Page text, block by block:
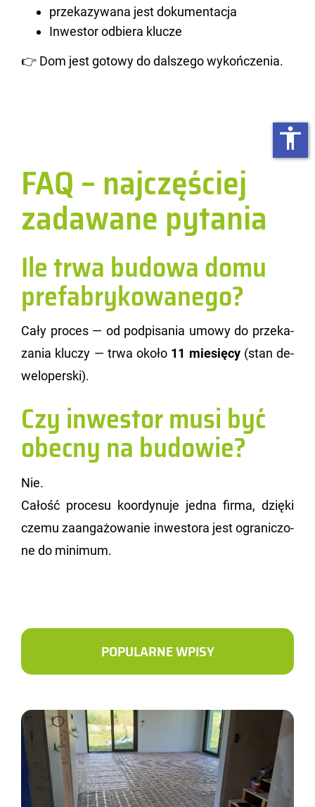
przekazywana jest dokumentacja
Inwestor odbiera klucze
👉 Dom jest go­to­wy do dal­sze­go wy­koń­cze­nia.
FAQ – najczęściej
zadawane pytania
Ile trwa budowa domu
prefabrykowanego?
Cały pro­ces — od pod­pi­sa­nia umowy do prze­ka­
za­nia klu­czy — trwa około 11 mie­się­cy(stan de­
we­lo­per­ski).
Czy inwestor musi być
obecny na budowie?
Nie.
Ca­łość pro­ce­su ko­or­dy­nu­je jedna firma, dzię­ki
czemu za­an­ga­żo­wa­nie in­we­sto­ra jest ogra­ni­czo­
ne do mi­ni­mum.
POPULARNE WPISY
accessibility